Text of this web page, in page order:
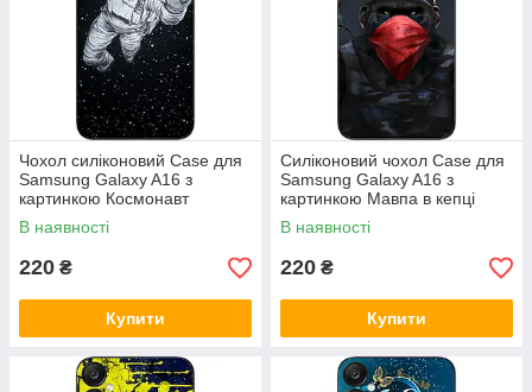
Чохол силіконовий Case для
Samsung Galaxy A16 з
картинкою Космонавт
В наявності
220 ₴
Купити
Силіконовий чохол Case для
Samsung Galaxy A16 з
картинкою Мавпа в кепці
В наявності
220 ₴
Купити